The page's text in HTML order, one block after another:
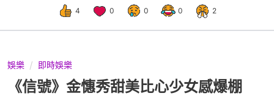
4 0 0 0 2
娛樂 即時娛樂
《信號》金憓秀甜美比心少女感爆棚